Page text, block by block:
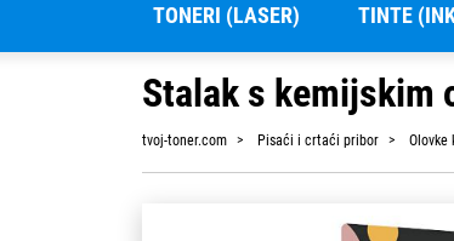
TONERI (LASER) TINTE
Stalak s kemijskim
tvoj-toner.com Pisaći i crtaći pribor Olovke